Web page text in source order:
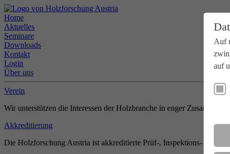
Auf
auf
Home
Aktuelles
Seminare
Downloads
Kontakt
Login
Über uns
Verein
Wir unterstützen die Interessen der Holzbranche in enger
Akkreditierung
Die Holzforschung Austria ist akkreditierte Prüf-, Inspektions- und